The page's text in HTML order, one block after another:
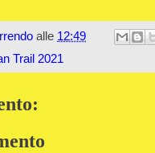
alle 12:49
Trail 2021